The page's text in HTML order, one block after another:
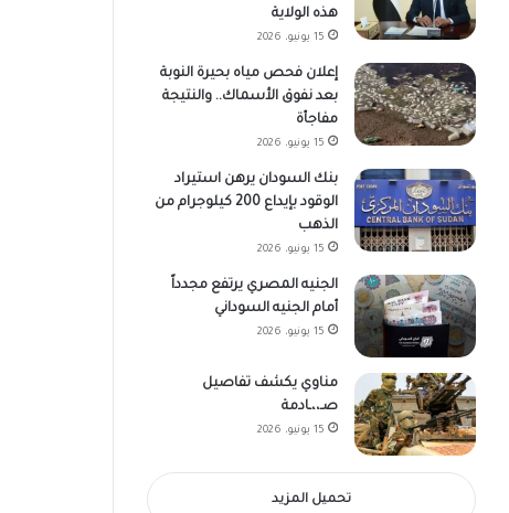
هذه الولاية
15 يونيو، 2026
إعلان فحص مياه بحيرة النوبة
بعد نفوق الأسماك.. والنتيجة
مفاجأة
15 يونيو، 2026
بنك السودان يرهن استيراد
الوقود بإيداع 200 كيلوجرام من
الذهب
15 يونيو، 2026
الجنيه المصري يرتفع مجدداً
أمام الجنيه السوداني
15 يونيو، 2026
مناوي يكشف تفاصيل
صـ،،ـادمة
15 يونيو، 2026
تحميل المزيد